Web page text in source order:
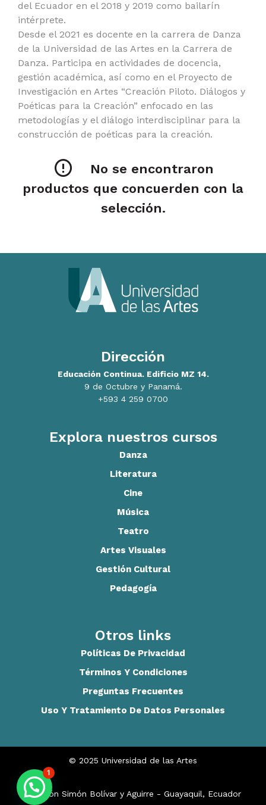
del Ecuador en el 2018 y 2019 como bailarín
intérprete.
Desde el 2021 es docente en la carrera de Danza
de la Universidad de las Artes en la Carrera de
Danza. Participa en actividades de docencia,
gestión académica, así como en el Proyecto de
Investigación en Artes “Creación Piloto. Diálogos y
Poéticas para la Creación” enfocado en las
metodologías y el diálogo interdisciplinar para la
construcción de poéticas para la creación.
No se encontraron
productos que concuerden con la
selección.
Dirección
Educación Continua. Edificio MZ 14.
9 de Octubre y Panamá.
+593 4 259 0700
Explora nuestros cursos
Danza
Literatura
Cine
Música
Teatro
Artes Visuales
Gestión Cultural
Pedagogía
Otros links
Políticas De Privacidad
Términos Y Condiciones
Preguntas Frecuentes
Uso Y Tratamiento De Datos Personales
© 2025 Universidad de las Artes
Malecón Simón Bolívar y Aguirre - Guayaquil, Ecuador
1